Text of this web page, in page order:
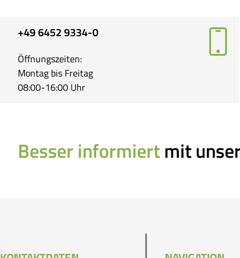
+49 6452 9334-0
Öffnungszeiten:
Montag bis Freitag
08:00-16:00 Uhr
Besser informiertmit